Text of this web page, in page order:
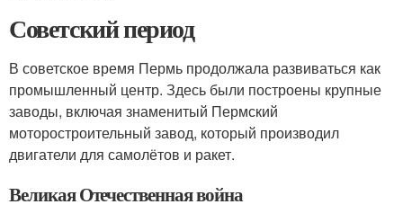
Советский период
В советское время Пермь продолжала развиваться как
промышленный центр. Здесь были построены крупные
заводы, включая знаменитый Пермский
моторостроительный завод, который производил
двигатели для самолётов и ракет.
Великая Отечественная война